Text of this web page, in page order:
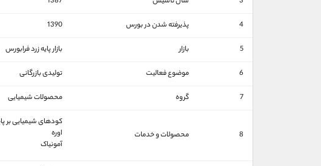
4
پذیرفته شدن در بورس
1390
5
بازار
بازار پايه زرد فرابورس
6
موضوع فعالیت
تولیدی بازرگانی
7
گروه محصولات شيميايی
8 محصولات و خدمات
کودهای شیمیایی بر
اوره
آمونیاک